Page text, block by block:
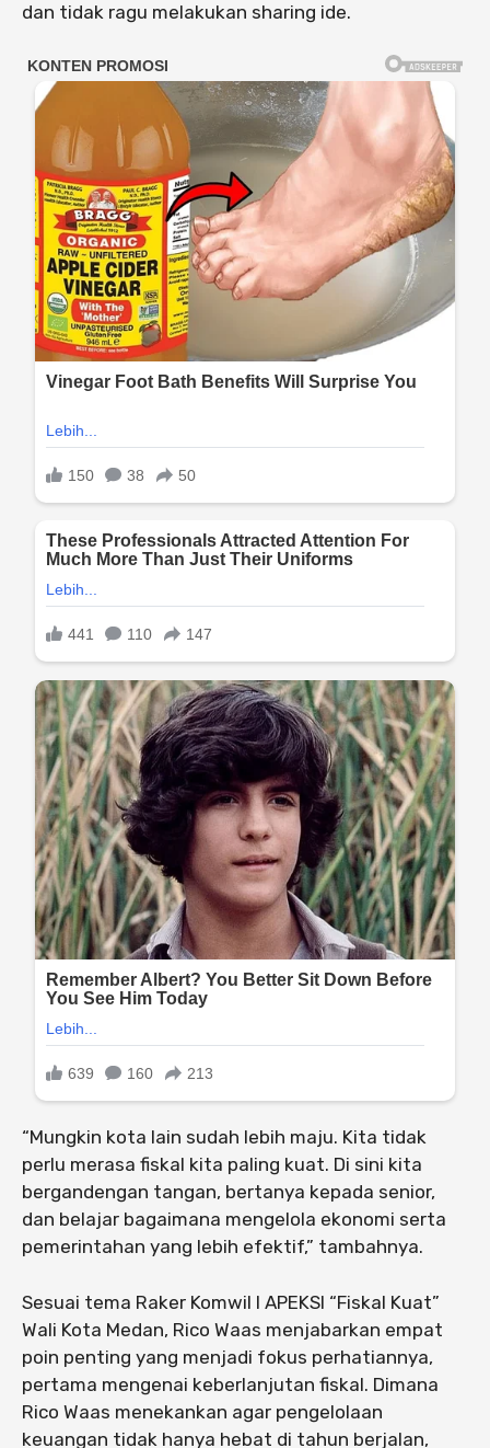
dan tidak ragu melakukan sharing ide.
“Mungkin kota lain sudah lebih maju. Kita tidak
perlu merasa fiskal kita paling kuat. Di sini kita
bergandengan tangan, bertanya kepada senior,
dan belajar bagaimana mengelola ekonomi serta
pemerintahan yang lebih efektif,” tambahnya.
Sesuai tema Raker Komwil I APEKSI “Fiskal Kuat”
Wali Kota Medan, Rico Waas menjabarkan empat
poin penting yang menjadi fokus perhatiannya,
pertama mengenai keberlanjutan fiskal. Dimana
Rico Waas menekankan agar pengelolaan
keuangan tidak hanya hebat di tahun berjalan,